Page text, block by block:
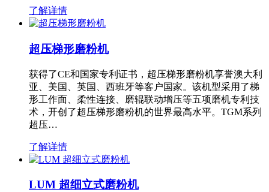
了解详情
超压梯形磨粉机
获得了CE和国家专利证书，超压梯形磨粉机享誉澳大利
亚、美国、英国、西班牙等客户国家。该机型采用了梯
形工作面、柔性连接、磨辊联动增压等五项磨机专利技
术，开创了超压梯形磨粉机的世界最高水平。TGM系列
超压…
了解详情
LUM 超细立式磨粉机